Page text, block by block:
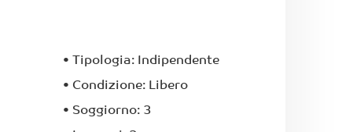
• Tipologia:
Indipendente
• Condizione: Libero
• Soggiorno: 3